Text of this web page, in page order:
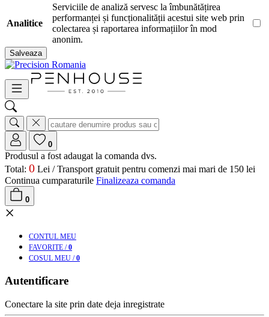
Analitice
Serviciile de analiză servesc la îmbunătățirea
performanței și funcționalității acestui site web prin
colectarea și raportarea informațiilor în mod
anonim.
Salveaza
0
Produsul a fost adaugat la comanda dvs.
Total: 0 Lei /Transport gratuit pentru comenzi mai mari de 150 lei
Continua cumparaturile Finalizeaza comanda
0
×
CONTUL MEU
FAVORITE / 0
COSUL MEU / 0
Autentificare
Conectare la site prin date deja inregistrate